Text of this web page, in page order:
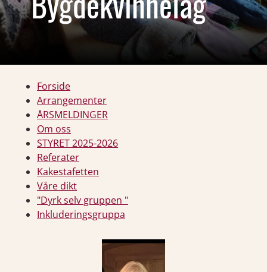
Forside
Arrangementer
ÅRSMELDINGER
Om oss
STYRET 2025-2026
Referater
Kakestafetten
Våre dikt
"Dyrk selv gruppen "
Inkluderingsgruppa